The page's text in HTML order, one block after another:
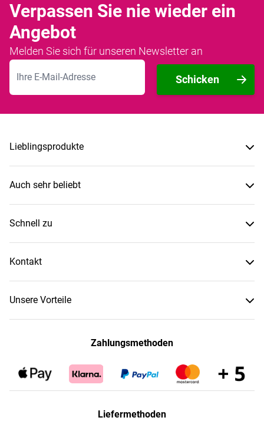
Verpassen Sie nie wieder ein
Angebot
Melden Sie sich für unseren Newsletter an
E-Mailadresse
Schicken
Lieblingsprodukte
Auch sehr beliebt
Schnell zu
Kontakt
Unsere Vorteile
Zahlungsmethoden
Liefermethoden